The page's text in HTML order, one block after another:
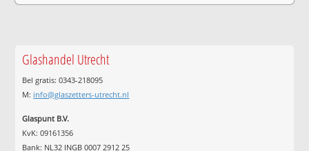
Glashandel Utrecht
Bel gratis: 0343-218095
M: info@glaszetters-utrecht.nl
Glaspunt B.V.
KvK: 09161356
Bank: NL32 INGB 0007 2912 25